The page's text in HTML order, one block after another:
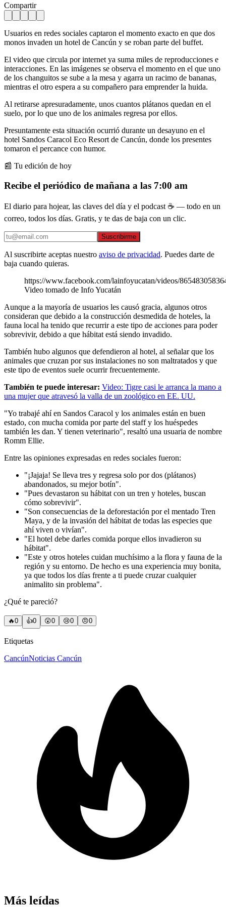
Compartir
Usuarios en redes sociales captaron el momento exacto en que dos
monos invaden un hotel de Cancún y se roban parte del buffet.
El video que circula por internet ya suma miles de reproducciones e
interacciones. En las imágenes se observa el momento en el que uno
de los changuitos se sube a la mesa y agarra un racimo de bananas,
mientras el otro espera a su compañero para emprender la huida.
Al retirarse apresuradamente, unos cuantos plátanos quedan en el
suelo, por lo que uno de los animales regresa por ellos.
Presuntamente esta situación ocurrió durante un desayuno en el
hotel Sandos Caracol Eco Resort de Cancún, donde los presentes
tomaron el percance con humor.
📰 Tu edición de hoy
Recibe el periódico de mañana a las 7:00 am
El diario para hojear, las claves del día y el podcast ☕ — todo en un
correo, todos los días. Gratis, y te das de baja con un clic.
Suscribirme
Al suscribirte aceptas nuestro aviso de privacidad. Puedes darte de
baja cuando quieras.
https://www.facebook.com/lainfoyucatan/videos/
Video tomado de Info Yucatán
Aunque a la mayoría de usuarios les causó gracia, algunos otros
consideran que debido a la construcción desmedida de hoteles, la
fauna local ha tenido que recurrir a este tipo de acciones para poder
sobrevivir, debido a que hábitat está siendo invadido.
También hubo algunos que defendieron al hotel, al señalar que los
animales que cruzan por sus instalaciones no son maltratados y que
este tipo de eventos suele ocurrir frecuentemente.
También te puede interesar: Video: Tigre casi le arranca la mano a
una mujer que atravesó la valla de un zoológico en EE. UU.
"Yo trabajé ahí en Sandos Caracol y los animales están en buen
estado, con mucha comida por parte del staff y los huéspedes
también les dan. Y tienen veterinario", resaltó una usuaria de nombre
Romm Ellie.
Entre las opiniones expresadas en redes sociales fueron:
"¡Jajaja! Se lleva tres y regresa solo por dos (plátanos)
abandonados, su mejor botín".
"Pues devastaron su hábitat con un tren y hoteles, buscan
cómo sobrevivir".
"Son consecuencias de la deforestación por el mentado Tren
Maya, y de la invasión del hábitat de todas las especies que
ahí viven o vivían".
"El hotel debe darles comida porque ellos invadieron su
hábitat".
"Este y otros hoteles cuidan muchísimo a la flora y fauna de la
región y su entorno. De hecho es una experiencia muy bonita,
ya que todos los días frente a ti puede cruzar cualquier
animalito sin problema".
¿Qué te pareció?
🔥0 👍0 😲0 😢0 😠0
Etiquetas
CancúnNoticias Cancún
Más leídas